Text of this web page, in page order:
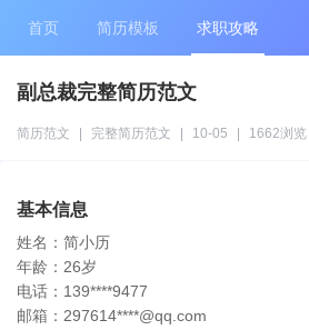
首页 简历模板 求职攻略
副总裁完整简历范文
简历范文 完整简历范文 10-05 1662浏览
基本信息
姓名：简小历
年龄：26岁
电话：139****9477
邮箱：297614****@qq.com